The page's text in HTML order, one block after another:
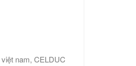
nam, CELDUC